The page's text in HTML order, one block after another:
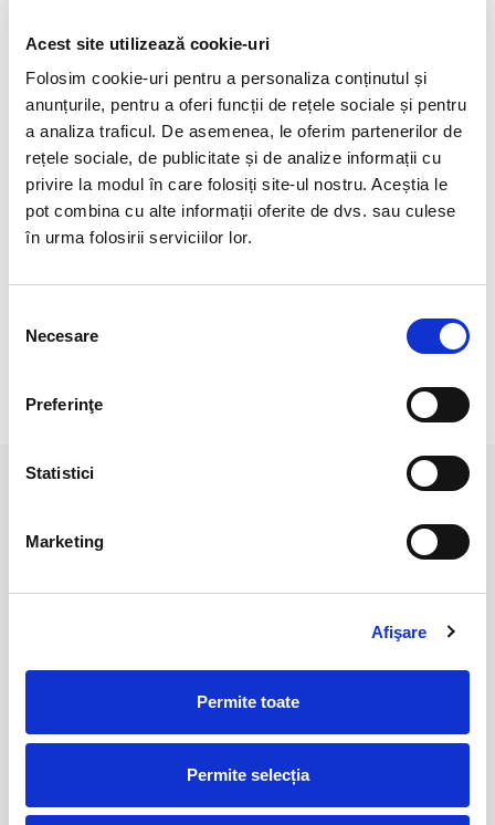
Acest site utilizează cookie-uri
Folosim cookie-uri pentru a personaliza conținutul și
anunțurile, pentru a oferi funcții de rețele sociale și pentru
a analiza traficul. De asemenea, le oferim partenerilor de
rețele sociale, de publicitate și de analize informații cu
privire la modul în care folosiți site-ul nostru. Aceștia le
pot combina cu alte informații oferite de dvs. sau culese
în urma folosirii serviciilor lor.
consimțământului
Necesare
Preferinţe
Statistici
Marketing
Afişare
Permite toate
Permite selecția
DESCRIERE PRODUS
Origine: Mexic
Cristal slefuit natural 100%.
Cristal unicat. Veti primi produsul din imagine.
RECENZII CLIENTI
Obsidian curcubeu inima
Inima obsidian auriu m02
160,00 Lei